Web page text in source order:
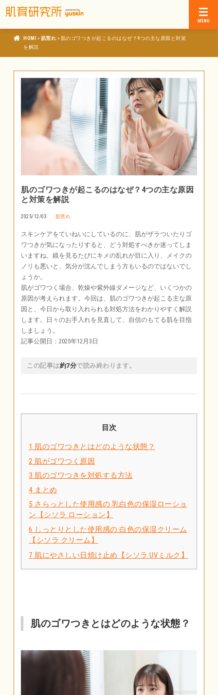
肌育研究所
» 肌荒れ » 肌のゴワつきが起こるのはなぜ？4つの主な原因と対策
を解説
肌のゴワつきが起こるのはなぜ？4つの主な原因
と対策を解説
2025/12/03 肌荒れ
スキンケアをていねいにしているのに、肌がザラついたりゴ
ワつきが気になったりすると、どう対処すべきか迷ってしま
いますね。鏡を見るたびにキメの乱れが目に入り、メイクの
ノリも悪いと、気分が沈んでしまう方もいるのではないでし
ょうか。
肌がゴワつく場合、乾燥や紫外線ダメージなど、いくつかの
原因が考えられます。今回は、肌のゴワつきが起こる主な原
因と、今日から取り入れられる対処方法をわかりやすく解説
します。日々のお手入れを見直して、自信のもてる肌を目指
しましょう。
記事公開日：2025年12月3日
この記事は約7分で読み終わります。
目次
1 肌のゴワつきとはどのような状態？
2 肌がゴワつく原因
3 肌のゴワつきを対処する方法
4 まとめ
5 さらっとした使用感の 乳白色の保湿ローショ
ン【シソラ ローション】
6 しっとりとした使用感の 白色の保湿クリーム
【シソラ クリーム】
7 肌にやさしい日焼け止め【シソラ UVミルク】
肌のゴワつきとはどのような状態？